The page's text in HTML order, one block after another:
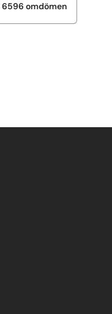
6596 omdömen